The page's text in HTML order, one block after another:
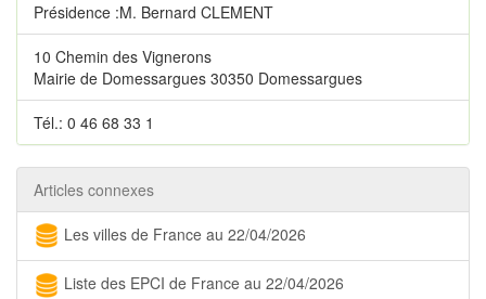
Présidence :M. Bernard CLEMENT
10 Chemin des Vignerons
Mairie de Domessargues 30350 Domessargues
Tél.: 0 46 68 33 1
Articles connexes
Les villes de France au 22/04/2026
Liste des EPCI de France au 22/04/2026